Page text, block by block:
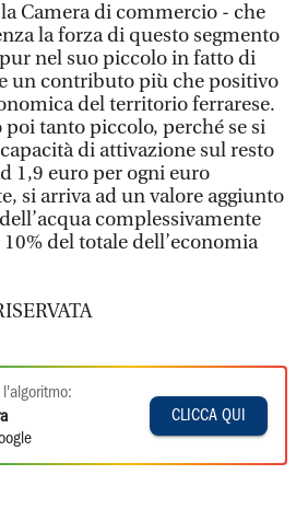
Camera di commercio - che
la forza di questo segmento
nel suo piccolo in fatto di
un contributo più che positivo
del territorio ferrarese.
tanto piccolo, perché se si
di attivazione sul resto
1,9 euro per ogni euro
si arriva ad un valore aggiunto
complessivamente
del totale dell’economia
CLICCA QUI